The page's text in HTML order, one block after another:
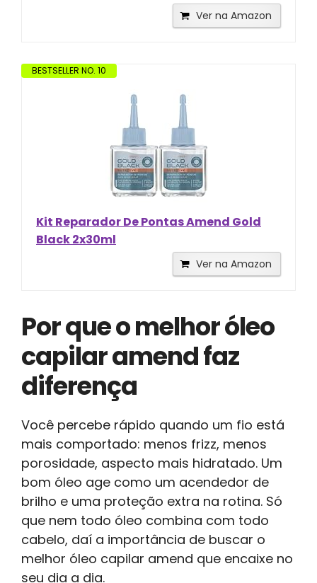
Ver na Amazon
BESTSELLER NO. 10
Kit Reparador De Pontas Amend Gold
Black 2x30ml
Ver na Amazon
Por que o melhor óleo
capilar amend faz
diferença
Você percebe rápido quando um fio está
mais comportado: menos frizz, menos
porosidade, aspecto mais hidratado. Um
bom óleo age como um acendedor de
brilho e uma proteção extra na rotina. Só
que nem todo óleo combina com todo
cabelo, daí a importância de buscar o
melhor óleo capilar amend que encaixe no
seu dia a dia.